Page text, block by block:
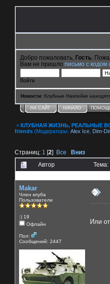
Добро пожаловать, Гость .
Вам не пришло письмо с кодом
Войти
Новости: Клубные Наклейки
НА САЙТ НАЧАЛО
> КЛУБНАЯ ЖИЗНЬ, РЕАЛЬНЫЕ
friends (Модераторы: Alex Ice Dim-
Страниц: 1 [2] Все
Вниз
Автор
Тема:
Makar
Член клуба
Пользователи
:) 19
Офлайн
Пол:
Сообщений: 2447
Или